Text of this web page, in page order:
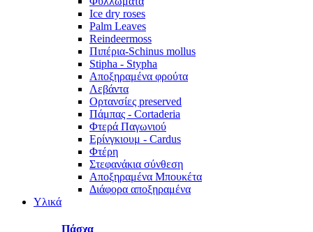
Ice dry roses
Palm Leaves
Reindeermoss
Πιπέρια-Schinus mollus
Stipha - Stypha
Αποξηραμένα φρούτα
Λεβάντα
Ορτανσίες preserved
Πάμπας - Cortaderia
Φτερά Παγωνιού
Ερίνγκιουμ - Cardus
Φτέρη
Στεφανάκια σύνθεση
Αποξηραμένα Μπουκέτα
Διάφορα αποξηραμένα
Υλικά
Πάσχα